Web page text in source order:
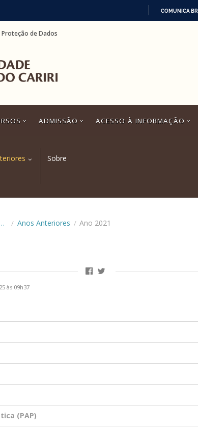
COMUNICA BR
Proteção de Dados
ADMISSÃO ACESSO À INFORMAÇÃO
Sobre
Seleções de bolsistas e estagiários / Anos Anteriores / Ano 2021
às 09h37
(PAP)